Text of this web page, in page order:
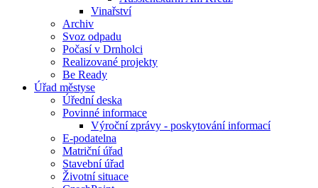
Vinařství
Archiv
Svoz odpadu
Počasí v Drnholci
Realizované projekty
Be Ready
Úřad městyse
Úřední deska
Povinné informace
Výroční zprávy - poskytování informací
E-podatelna
Matriční úřad
Stavební úřad
Životní situace